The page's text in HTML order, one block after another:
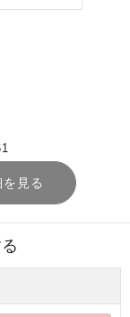
見る